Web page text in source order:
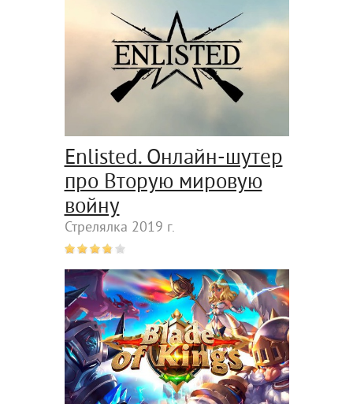
Enlisted. Онлайн-шутер
про Вторую мировую
войну
Стрелялка 2019 г.